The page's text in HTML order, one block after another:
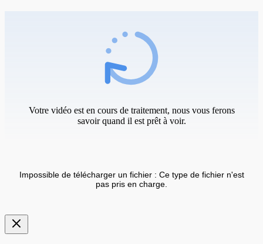
Votre vidéo est en cours de traitement, nous vous ferons
savoir quand il est prêt à voir.
Impossible de télécharger un fichier : Ce type de fichier n'est
pas pris en charge.